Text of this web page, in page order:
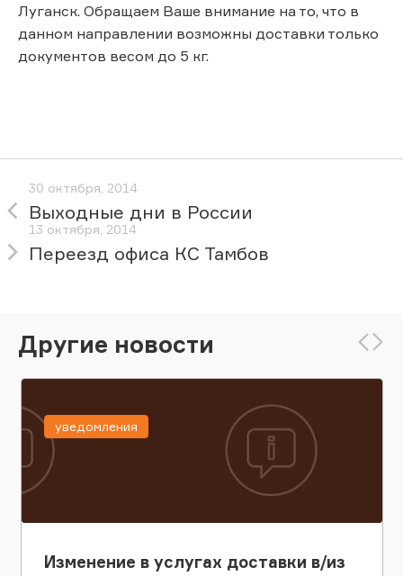
Луганск. Обращаем Ваше внимание на то, что в
данном направлении возможны доставки только
документов весом до 5 кг.
30 октября, 2014
Выходные дни в России
13 октября, 2014
Переезд офиса КС Тамбов
Другие новости
Изменение в услугах доставки в/из
уведомления